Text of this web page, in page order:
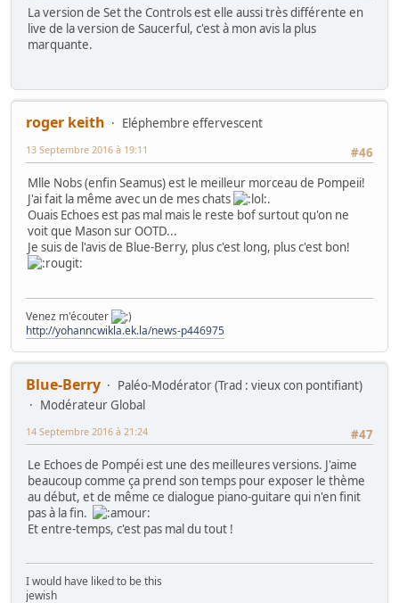
La version de Set the Controls est elle aussi très différente en
live de la version de Saucerful, c'est à mon avis la plus
marquante.
roger keith
Eléphembre effervescent
#46
13 Septembre 2016 à 19:11
Mlle Nobs (enfin Seamus) est le meilleur morceau de Pompeii!
J'ai fait la même avec un de mes chats
.
Ouais Echoes est pas mal mais le reste bof surtout qu'on ne
voit que Mason sur OOTD...
Je suis de l'avis de Blue-Berry, plus c'est long, plus c'est bon!
Venez m'écouter
http://yohanncwikla.ek.la/news-p446975
Blue-Berry
Paléo-Modérator (Trad : vieux con pontifiant)
Modérateur Global
#47
14 Septembre 2016 à 21:24
Le Echoes de Pompéi est une des meilleures versions. J'aime
beaucoup comme ça prend son temps pour exposer le thème
au début, et de même ce dialogue piano-guitare qui n'en finit
pas à la fin.
Et entre-temps, c'est pas mal du tout !
I would have liked to be this
jewish